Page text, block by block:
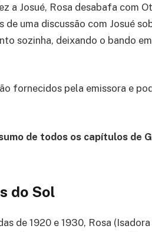
a Josué, Rosa desabafa com
de uma discussão com Josué
sozinha, deixando o bando
fornecidos pela emissora e
de todos os capítulos de
do Sol
de 1920 e 1930, Rosa